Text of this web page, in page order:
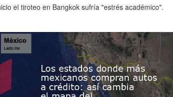
el tiroteo en Bangkok sufría "estrés académico".